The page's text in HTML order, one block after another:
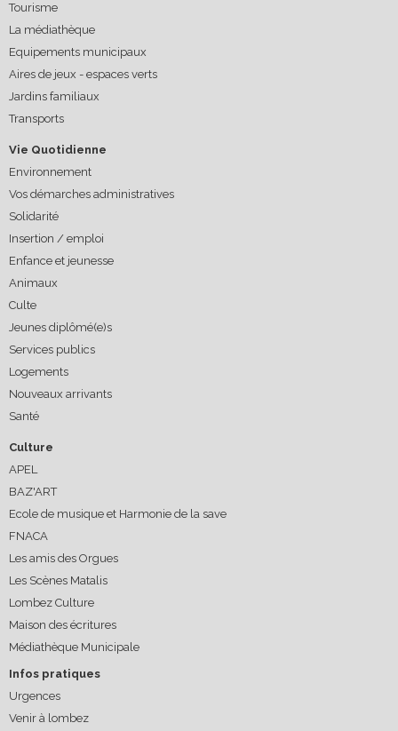
Tourisme
La médiathèque
Equipements municipaux
Aires de jeux - espaces verts
Jardins familiaux
Transports
Vie Quotidienne
Environnement
Vos démarches administratives
Solidarité
Insertion / emploi
Enfance et jeunesse
Animaux
Culte
Jeunes diplômé(e)s
Services publics
Logements
Nouveaux arrivants
Santé
Culture
APEL
BAZ'ART
Ecole de musique et Harmonie de la save
FNACA
Les amis des Orgues
Les Scènes Matalis
Lombez Culture
Maison des écritures
Médiathèque Municipale
Infos pratiques
Urgences
Venir à lombez